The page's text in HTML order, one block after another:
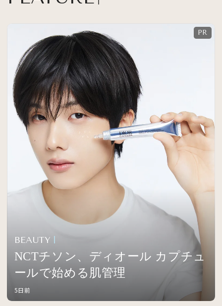
BEAUTY
NCTチソン、ディオール カプチュ
ールで始める肌管理
5日前